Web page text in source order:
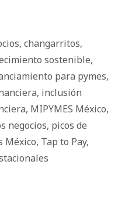
, changarritos,
sostenible,
para pymes,
, inclusión
, MIPYMES México,
negocios, picos de
México, Tap to Pay,